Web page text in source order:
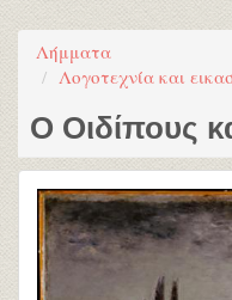
Λήμματα
Λογοτεχνία και
Ο Οιδίπους